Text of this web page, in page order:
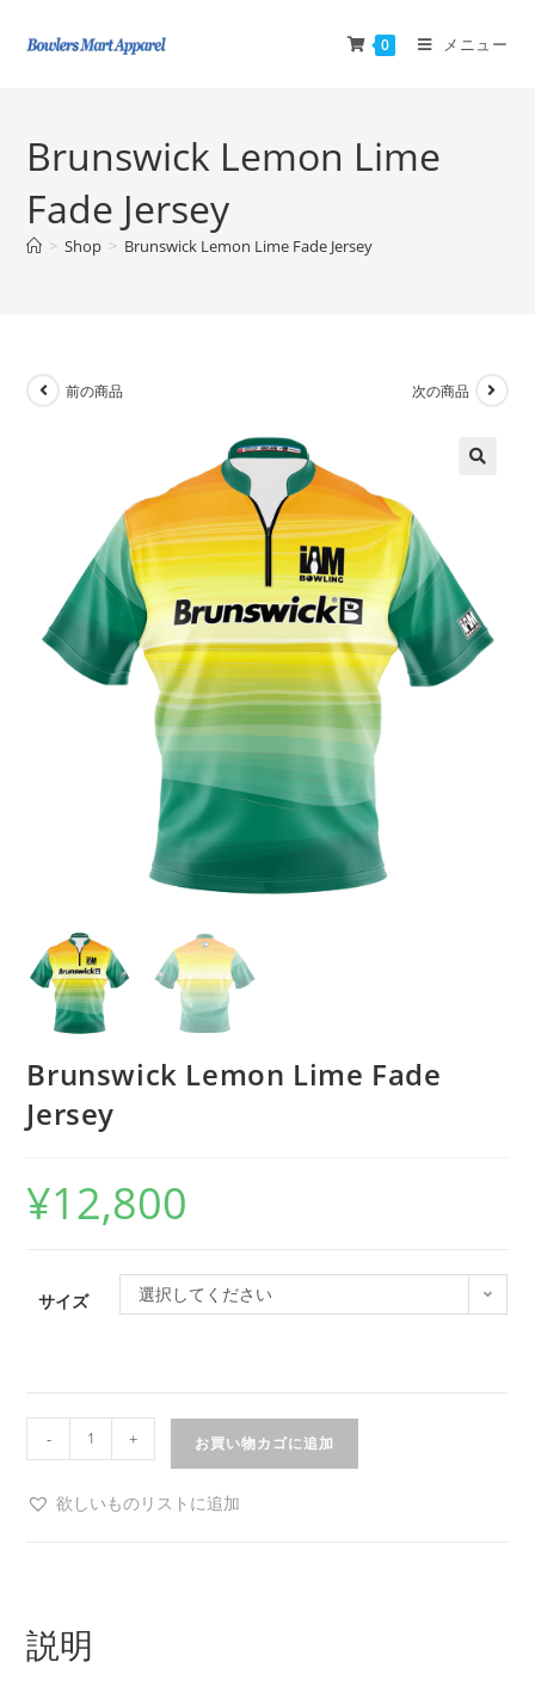
0 メニュー
Brunswick Lemon Lime
Fade Jersey
> Shop > Brunswick Lemon Lime Fade Jersey
前の商品 次の商品
Brunswick Lemon Lime Fade
Jersey
¥12,800
サイズ 選択してください
- + お買い物カゴに追加
欲しいものリストに追加
説明